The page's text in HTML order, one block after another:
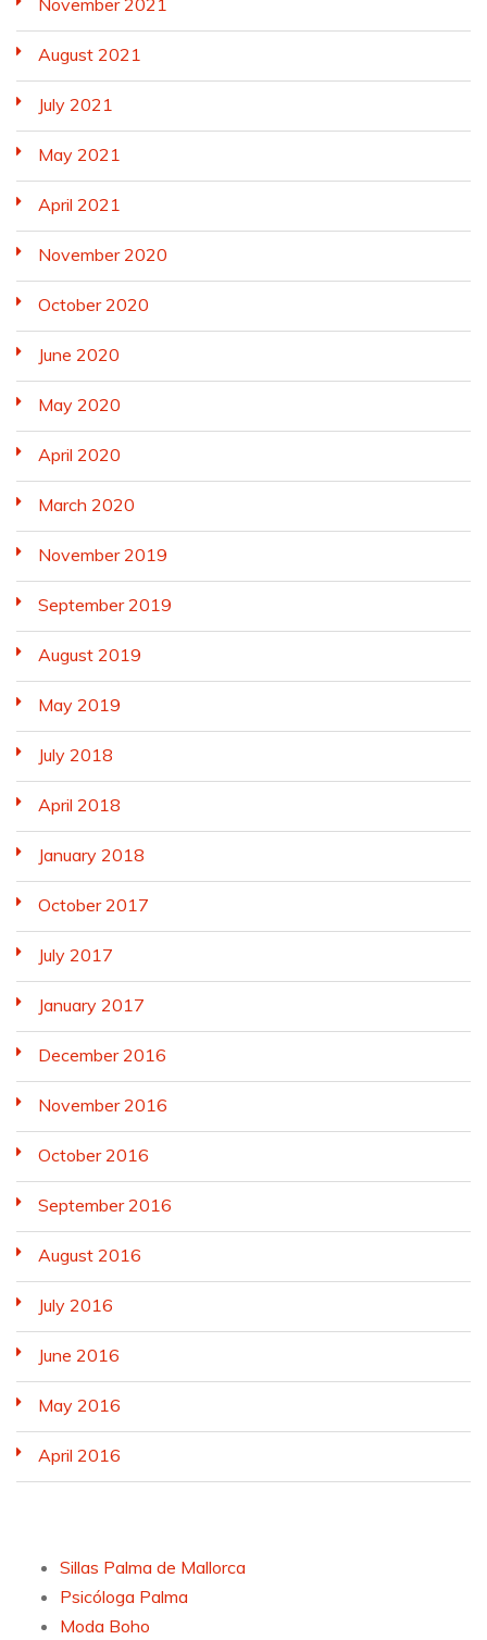
November 2021
August 2021
July 2021
May 2021
April 2021
November 2020
October 2020
June 2020
May 2020
April 2020
March 2020
November 2019
September 2019
August 2019
May 2019
July 2018
April 2018
January 2018
October 2017
July 2017
January 2017
December 2016
November 2016
October 2016
September 2016
August 2016
July 2016
June 2016
May 2016
April 2016
Sillas Palma de Mallorca
Psicóloga Palma
Moda Boho